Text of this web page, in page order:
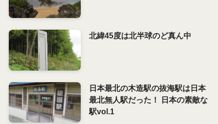
北緯45度は北半球のど真ん中
日本最北の木造駅の抜海駅は日本
最北無人駅だった！ 日本の素敵な
駅vol.1